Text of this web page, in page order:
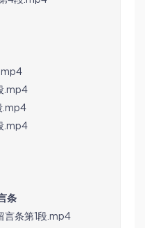
.mp4
.mp4
.mp4
条
言条第1段.mp4